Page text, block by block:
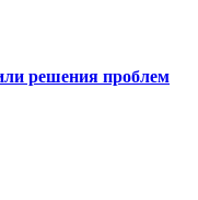
решения проблем